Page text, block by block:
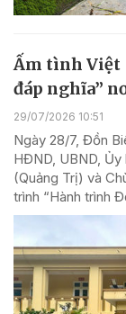
Ấm tình Việt
đáp nghĩa”
29/07/2026 10:51
Ngày 28/7, Đồn
HĐND, UBND,
(Quảng Trị) và
trình “Hành trình